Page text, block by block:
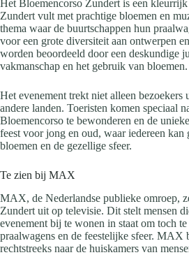
Het Bloemencorso Zundert is een kleurrijk
Zundert vult met prachtige bloemen en
thema waar de buurtschappen hun
voor een grote diversiteit aan ontwerpen
worden beoordeeld door een deskundige
vakmanschap en het gebruik van bloemen.
Het evenement trekt niet alleen
andere landen. Toeristen komen speciaal
Bloemencorso te bewonderen en de
feest voor jong en oud, waar iedereen kan
bloemen en de gezellige sfeer.
Te zien bij MAX
MAX, de Nederlandse publieke omroep,
Zundert uit op televisie. Dit stelt mensen
evenement bij te wonen in staat om toch
praalwagens en de feestelijke sfeer. MAX
rechtstreeks naar de huiskamers van